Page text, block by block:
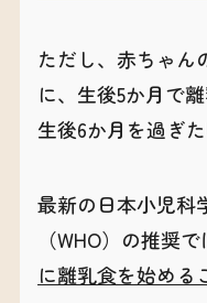
ただし、赤ちゃん
に、生後5か月で
生後6か月を過ぎ
最新の日本小児科
（WHO）の推奨
に離乳食を始める